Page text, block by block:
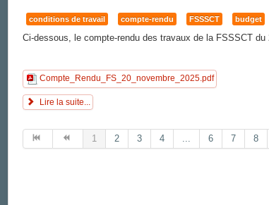
conditions de travail compte-rendu FSSSCT budget
Ci-dessous, le compte-rendu des travaux de la FSSSCT du
Compte_Rendu_FS_20_novembre_2025.pdf
Lire la suite...
1 2 3 4 ... 6 7 8